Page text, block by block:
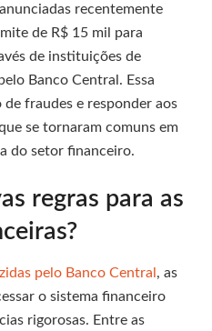
recentemente
de R$ 15 mil para
de instituições de
Banco Central. Essa
fraudes e responder aos
se tornaram comuns em
do setor financeiro.
regras para as
pelo Banco Central , as
o sistema financeiro
rigorosas. Entre as